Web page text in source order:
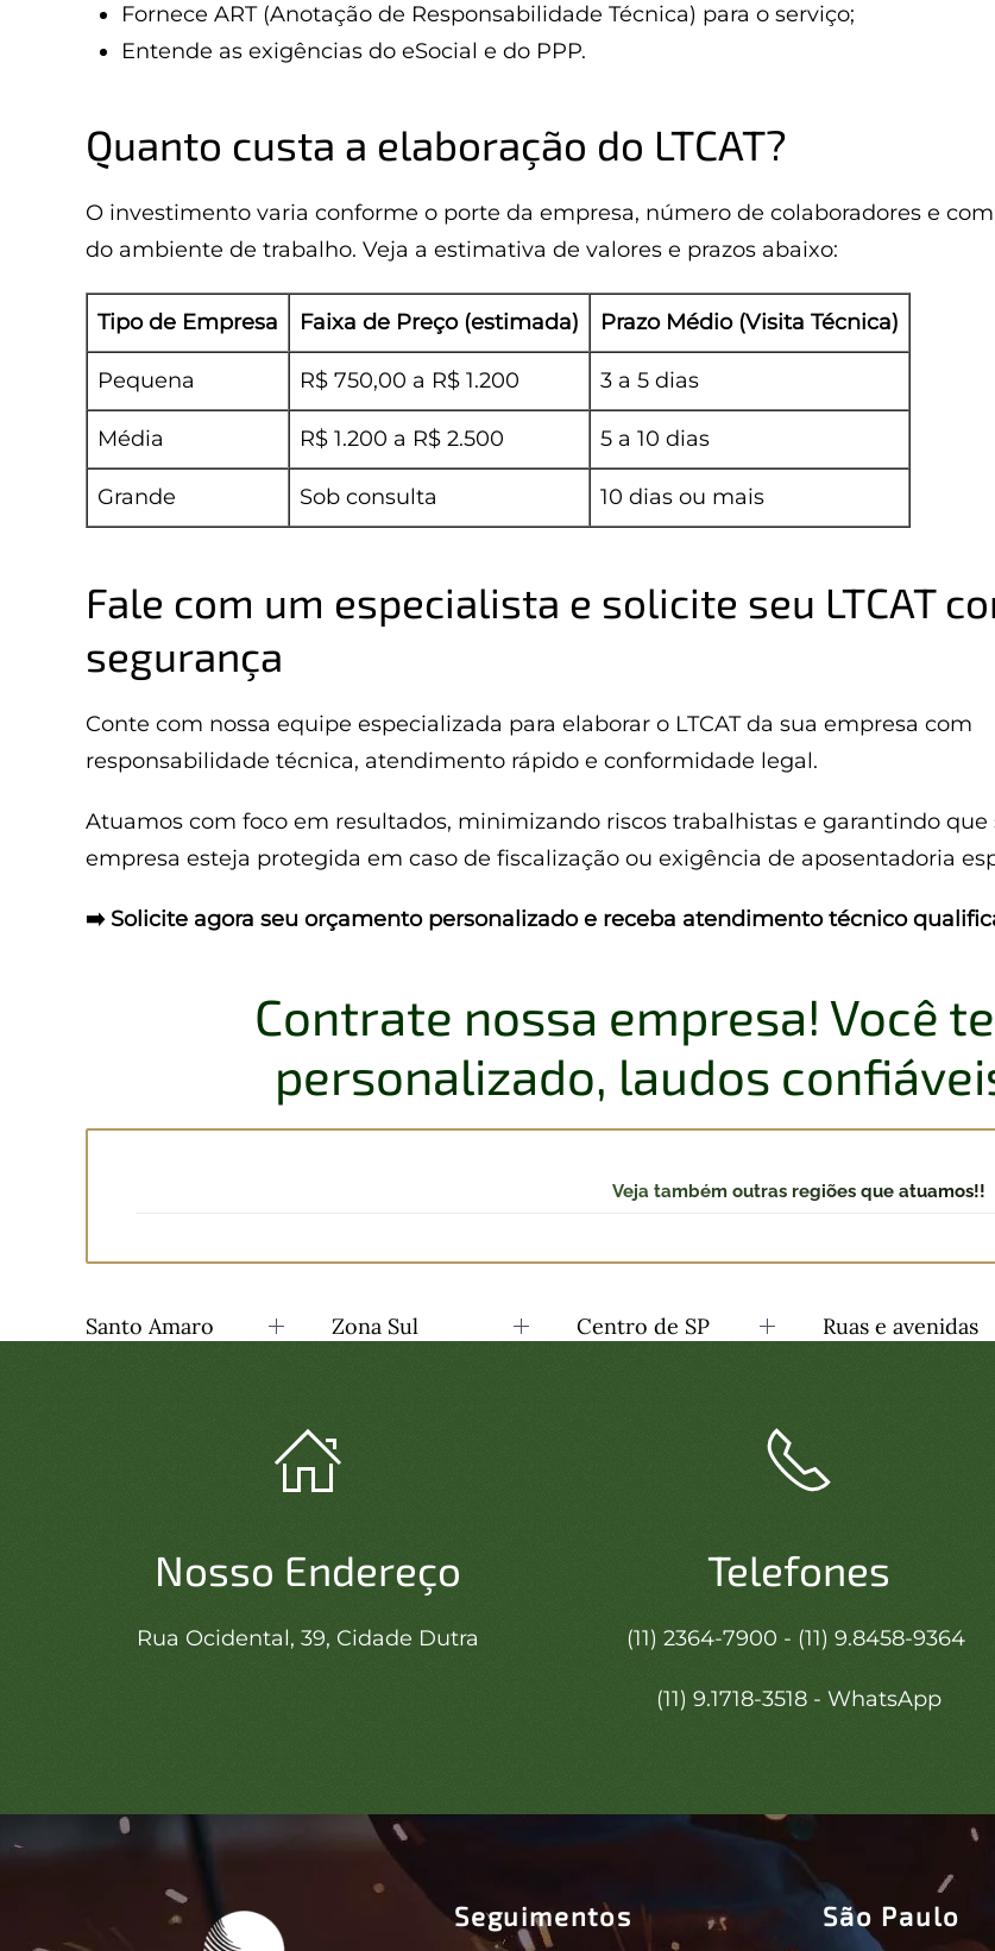
Fornece ART (Anotação de Responsabilidade Técnica) para o serviço;
Entende as exigências do eSocial e do PPP.
Quanto custa a elaboração do LTCAT?
O investimento varia conforme o porte da empresa, número de colaboradores e
do ambiente de trabalho. Veja a estimativa de valores e prazos abaixo:
Tipo de Empresa Faixa de Preço (estimada) Prazo Médio (Visita Técnica)
Pequena R$ 750,00 a R$ 1.200 3 a 5 dias
Média R$ 1.200 a R$ 2.500 5 a 10 dias
Grande Sob consulta 10 dias ou mais
Fale com um especialista e solicite seu LTCAT
segurança
Conte com nossa equipe especializada para elaborar o LTCAT da sua empresa com
responsabilidade técnica, atendimento rápido e conformidade legal.
Atuamos com foco em resultados, minimizando riscos trabalhistas e garantindo que
empresa esteja protegida em caso de fiscalização ou exigência de aposentadoria
➡️ Solicite agora seu orçamento personalizado e receba atendimento técnico
Contrate nossa empresa! Você
personalizado, laudos
Veja também outras regiões que atuamos!!
Santo Amaro Zona Sul Centro de SP Ruas e avenidas
Nosso Endereço
Rua Ocidental, 39, Cidade Dutra
Telefones
(11) 2364-7900 - (11) 9.8458-9364
(11) 9.1718-3518 - WhatsApp
Seguimentos São Paulo